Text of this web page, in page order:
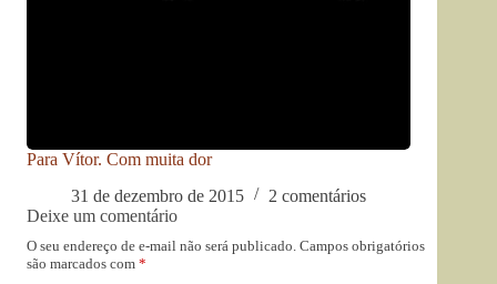
Para Vítor. Com muita dor
31 de dezembro de 2015
2 comentários
Deixe um comentário
O seu endereço de e-mail não será publicado. Campos obrigatórios
são marcados com *